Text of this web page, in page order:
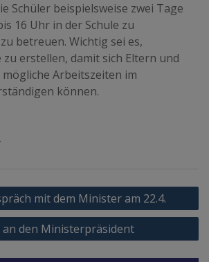
Schüler beispielsweise zwei Tage
16 Uhr in der Schule zu
betreuen. Wichtig sei es,
erstellen, damit sich Eltern und
Arbeitszeiten im
können.
mit dem Minister am 22.4.
den Ministerpräsident